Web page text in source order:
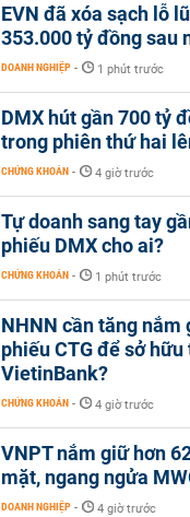
EVN đã xóa sạch lỗ
353.000 tỷ đồng sau
DOANH NGHIỆP - 1 phút trước
DMX hút gần 700 tỷ
trong phiên thứ hai
CHỨNG KHOÁN - 4 giờ trước
Tự doanh sang tay
phiếu DMX cho ai?
CHỨNG KHOÁN - 1 phút trước
NHNN cần tăng nắm
phiếu CTG để sở
VietinBank?
CHỨNG KHOÁN - 4 giờ trước
VNPT nắm giữ hơn
mặt, ngang ngửa
DOANH NGHIỆP - 4 giờ trước